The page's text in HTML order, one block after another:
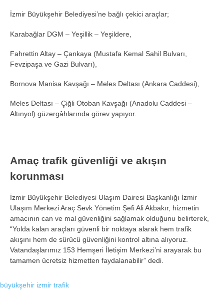
İzmir Büyükşehir Belediyesi’ne bağlı çekici araçlar;
Karabağlar DGM – Yeşillik – Yeşildere,
Fahrettin Altay – Çankaya (Mustafa Kemal Sahil Bulvarı,
Fevzipaşa ve Gazi Bulvarı),
Bornova Manisa Kavşağı – Meles Deltası (Ankara Caddesi),
Meles Deltası – Çiğli Otoban Kavşağı (Anadolu Caddesi –
Altınyol) güzergâhlarında görev yapıyor.
Amaç trafik güvenliği ve akışın
korunması
İzmir Büyükşehir Belediyesi Ulaşım Dairesi Başkanlığı İzmir
Ulaşım Merkezi Araç Sevk Yönetim Şefi Ali Akbakır, hizmetin
amacının can ve mal güvenliğini sağlamak olduğunu belirterek,
“Yolda kalan araçları güvenli bir noktaya alarak hem trafik
akışını hem de sürücü güvenliğini kontrol altına alıyoruz.
Vatandaşlarımız 153 Hemşeri İletişim Merkezi’ni arayarak bu
tamamen ücretsiz hizmetten faydalanabilir” dedi.
büyükşehir izmir trafik